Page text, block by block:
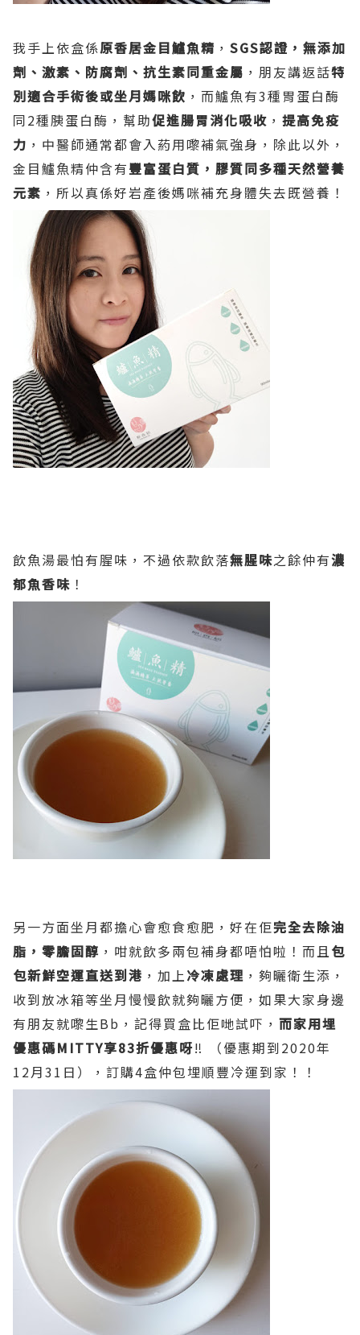
我手上依盒係原香居金目鱸魚精 ， SGS認證，無添加
劑、激素、防腐劑、抗生素同重金屬 ，朋友講返話特
別適合手術後或坐月媽咪飲 ，而鱸魚有3種胃蛋白酶
同2種胰蛋白酶，幫助促進腸胃消化吸收 ， 提高免疫
力 ，中醫師通常都會入葯用嚟補氣強身，除此以外，
金目鱸魚精仲含有豐富蛋白質，膠質同多種天然營養
元素 ，所以真係好岩產後媽咪補充身體失去既營養！
飲魚湯最怕有腥味，不過依款飲落無腥味之餘仲有濃
郁魚香味 ！
另一方面坐月都擔心會愈食愈肥，好在佢完全去除油
脂，零膽固醇 ，咁就飲多兩包補身都唔怕啦！而且包
包新鮮空運直送到港 ，加上冷凍處理 ，夠曬衛生添，
收到放冰箱等坐月慢慢飲就夠曬方便，如果大家身邊
有朋友就嚟生Bb，記得買盒比佢哋試吓， 而家用埋
優惠碼MITTY享83折優惠呀‼️ （優惠期到2020年
12月31日），訂購4盒仲包埋順豐冷運到家！！